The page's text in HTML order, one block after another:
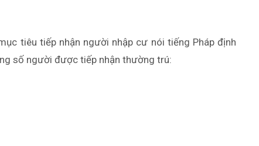
tiêu tiếp nhận người nhập cư nói tiếng Pháp định
số người được tiếp nhận thường trú: